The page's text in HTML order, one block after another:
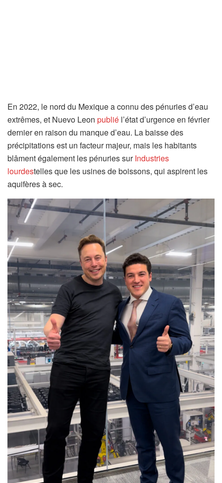
En 2022, le nord du Mexique a connu des pénuries d’eau
extrêmes, et Nuevo Leon publié l’état d’urgence en février
dernier en raison du manque d’eau. La baisse des
précipitations est un facteur majeur, mais les habitants
blâment également les pénuries surIndustries
lourdestelles que les usines de boissons, qui aspirent les
aquifères à sec.